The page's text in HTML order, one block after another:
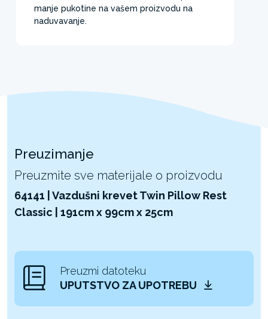
manje pukotine na vašem proizvodu na
naduvavanje.
Preuzimanje
Preuzmite sve materijale o proizvodu
64141 | Vazdušni krevet Twin Pillow Rest
Classic | 191cm x 99cm x 25cm
Preuzmi datoteku
UPUTSTVO ZA UPOTREBU